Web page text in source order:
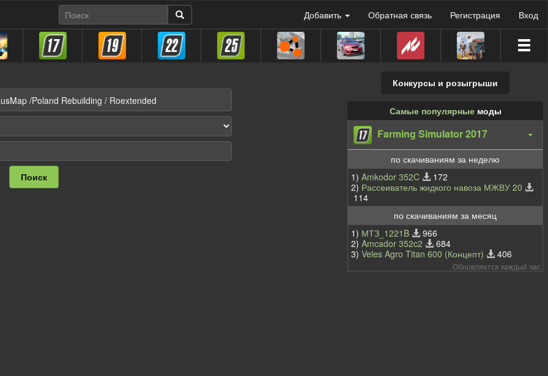
Добавить Обратная связь Регистрация Вход
Поиск
Конкурсы и розыгрыши
Самые популярныемоды
Farming Simulator 2017
по скачиваниям за неделю
1) Amkodor 352C
172
2) Рассеиватель жидкого навоза МЖВУ 20
114
по скачиваниям за месяц
1) МТЗ_1221B
966
2) Amcador 352c2
684
3) Veles Agro Titan 600 (Концепт) 406
Обновляется каждый час